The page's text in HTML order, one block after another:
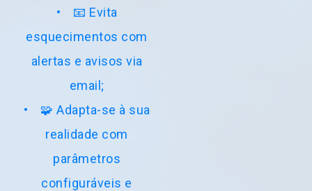
Quando não tiver efetuado o planeamento da
escala (desde que ative a opção de ser
• 📧 Evita
esquecimentos com
alertas e avisos via
email;
• 🧩 Adapta-se à sua
realidade com
parâmetros
configuráveis e